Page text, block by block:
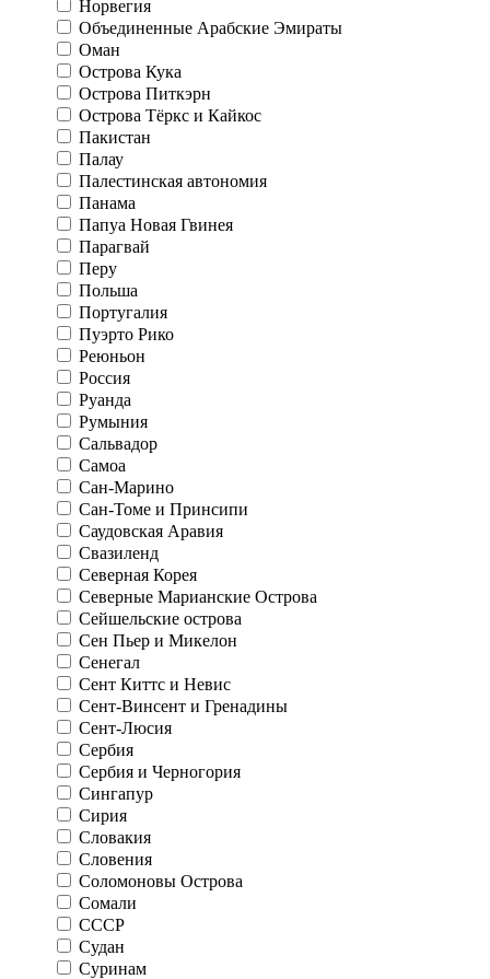
Норвегия
Объединенные Арабские Эмираты
Оман
Острова Кука
Острова Питкэрн
Острова Тёркс и Кайкос
Пакистан
Палау
Палестинская автономия
Панама
Папуа Новая Гвинея
Парагвай
Перу
Польша
Португалия
Пуэрто Рико
Реюньон
Россия
Руанда
Румыния
Сальвадор
Самоа
Сан-Марино
Сан-Томе и Принсипи
Саудовская Аравия
Свазиленд
Северная Корея
Северные Марианские Острова
Сейшельские острова
Сен Пьер и Микелон
Сенегал
Сент Киттс и Невис
Сент-Винсент и Гренадины
Сент-Люсия
Сербия
Сербия и Черногория
Сингапур
Сирия
Словакия
Словения
Соломоновы Острова
Сомали
СССР
Судан
Суринам